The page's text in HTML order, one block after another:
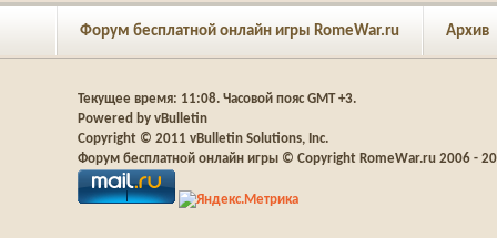
Форум бесплатной онлайн игры RomeWar.ru Архив
Текущее время: 11:08. Часовой пояс GMT +3.
Powered by vBulletin
Copyright © 2011 vBulletin Solutions, Inc.
Форум бесплатной онлайн игры © Copyright RomeWar.ru 2006 -